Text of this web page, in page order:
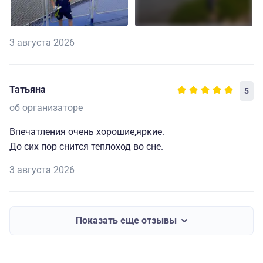
3 августа 2026
Татьяна 5
об организаторе
Впечатления очень хорошие,яркие.
До сих пор снится теплоход во сне.
3 августа 2026
Показать еще отзывы